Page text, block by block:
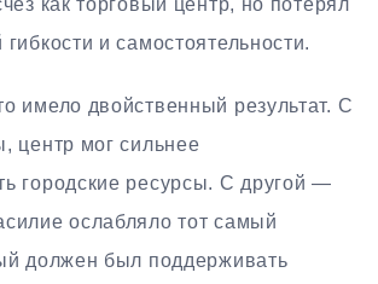
и самостоятельности.
имело двойственный результат. С
центр мог сильнее
городские ресурсы. С другой —
ослабляло тот самый
должен был поддерживать